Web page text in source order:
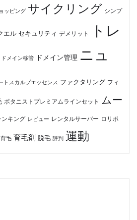
ッピング サイクリング シンプ
エル セキュリティ デメリット
トレ
ドメイン移管 ドメイン管理 ニュ
トスカルプエッセンス ファクタリング フィ
ボタニストプレミアムラインセット ムー
ンキング レビュー レンタルサーバー ロリポ
育毛 育毛剤 脱毛 評判 運動